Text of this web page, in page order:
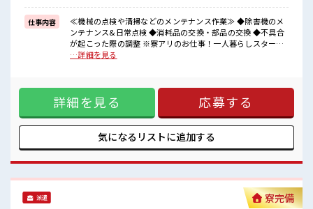
■職場の雰囲気
派手すぎなければ多少のヘアカラーもOKなのはウレシイPoint☆
未経験でも分かるように上司が熱意をもってサポートしてくれます
仕事内容
≪機械の点検や清掃などのメンテナンス作業≫ ◆除害機のメ
ンテナンス&日常点検 ◆消耗品の交換・部品の交換 ◆不具合
が起こった際の調整 ※寮アリのお仕事！一人暮らしスタート
にもピッタリ♪ ■お仕事PR ≪高時給+残業で収入アップ≫ ほ
◎≪未経験OKの仕事≫ 新しいことにチャレンジするのは不安
だけどしっかり働く環境が整っています！ イチからスキル
UP・ステップUP目指していきましょう！ ≪施設が充実して
いる≫ 夜勤でも食堂が利用できいつでもあったかいご飯が食
べれる♪ 施設内にコンビニも設備されているので便利です♪
■職場の雰囲気 派手すぎなければ多少のヘアカラーもOKなの
てサポートしてくれます♪ 周囲にはコンビニや娯楽施設もあ
り♪ #ryo
…詳細を見る
詳細を見る 応募する
気になるリストに追加する
派遣 寮完備